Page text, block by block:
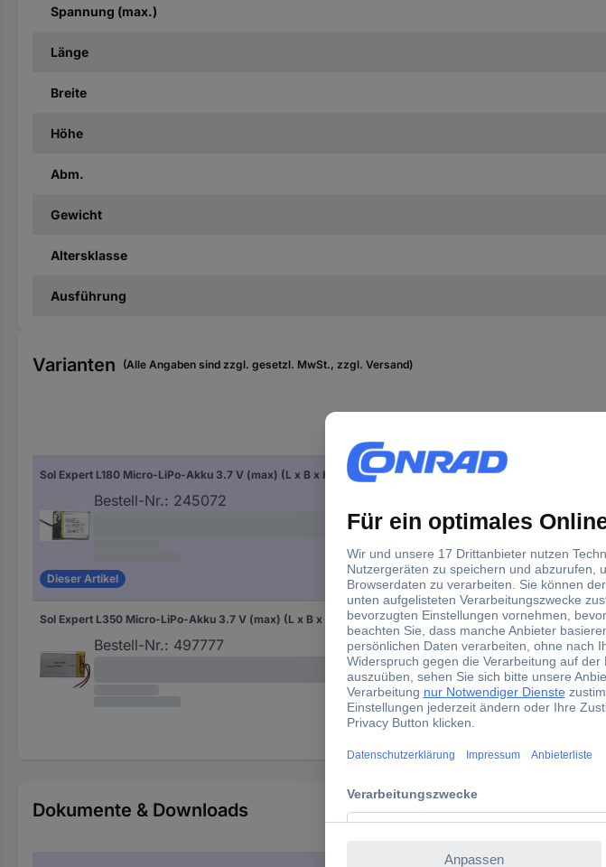
Spannung (max.)
Länge
Breite
Höhe
Abm.
Gewicht
Altersklasse
Ausführung
Varianten (Alle Angaben sind zzgl. gesetzl. MwSt., zzgl. Versand)
Sol Expert L180 Micro-LiPo-Akku 3.7 V (max) (L x B x H) 20 x 25 x 5 mm
Bestell-Nr.: 245072
Dieser Artikel
Sol Expert L350 Micro-LiPo-Akku 3.7 V (max) (L x B x H) 48 x 35 x 3 mm
Bestell-Nr.: 497777
Dokumente & Downloads